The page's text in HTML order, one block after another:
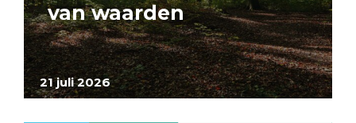
21 juli 2026
van waarden